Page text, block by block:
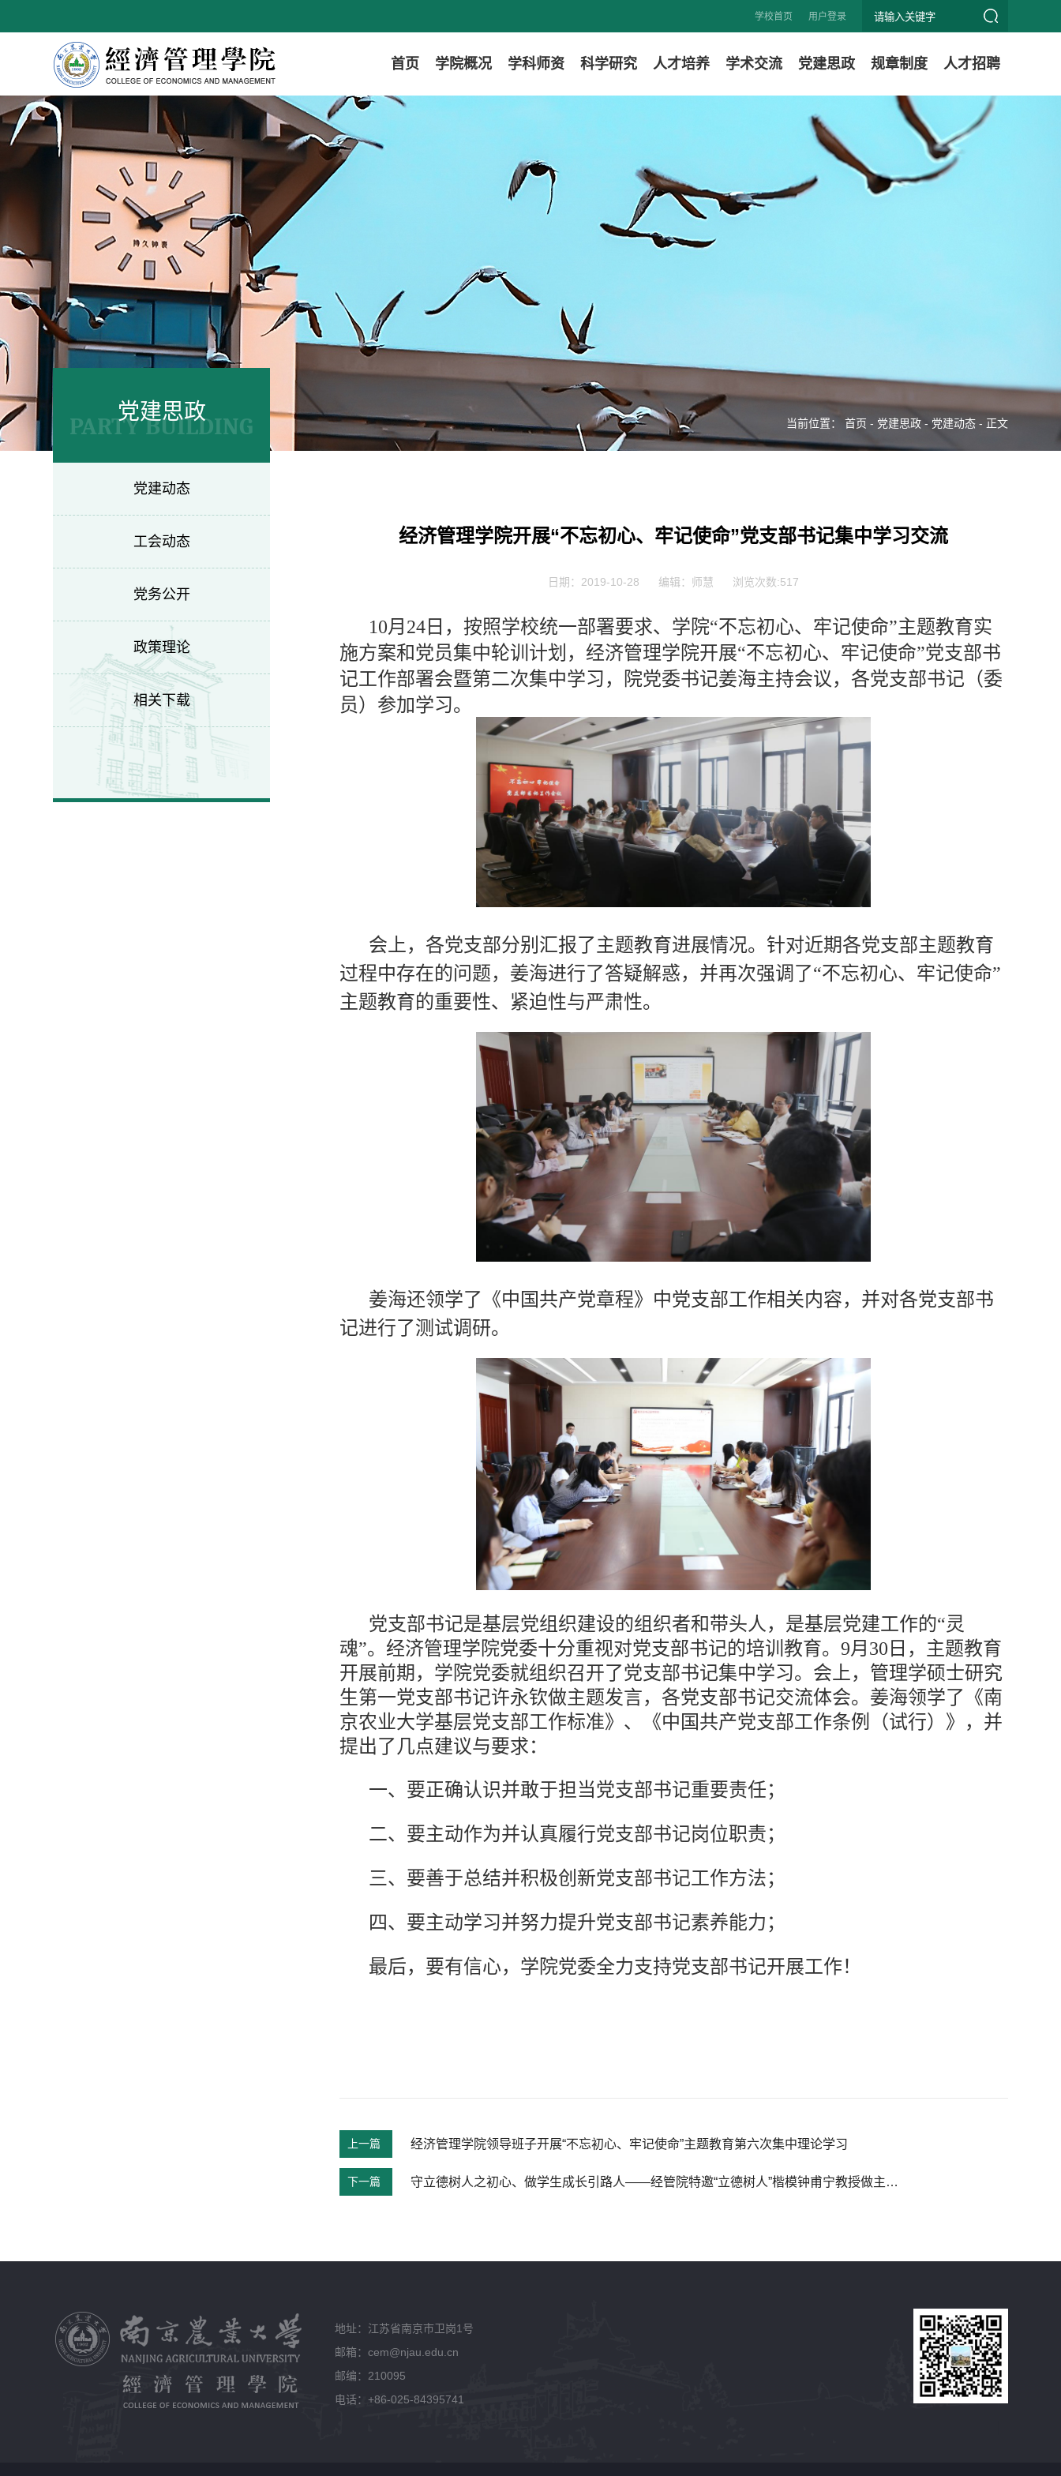
学校首页 用户登录
首页 学院概况 学科师资 科学研究 人才培养 学术交流 党建思政 规章制度 人才招聘
党建思政
PARTY BUILDING
党建动态
工会动态
党务公开
政策理论
相关下载
当前位置： 首页 - 党建思政- 党建动态- 正文
经济管理学院开展“不忘初心、牢记使命”党支部书记集中学习交流
日期：2019-10-28 编辑：师慧 浏览次数:517
10月24日，按照学校统一部署要求、学院“不忘初心、牢记使命”主题教育实
施方案和党员集中轮训计划，经济管理学院开展“不忘初心、牢记使命”党支部书
记工作部署会暨第二次集中学习，院党委书记姜海主持会议，各党支部书记（委
员）参加学习。
会上，各党支部分别汇报了主题教育进展情况。针对近期各党支部主题教育
过程中存在的问题，姜海进行了答疑解惑，并再次强调了“不忘初心、牢记使命”
主题教育的重要性、紧迫性与严肃性。
姜海还领学了《中国共产党章程》中党支部工作相关内容，并对各党支部书
记进行了测试调研。
党支部书记是基层党组织建设的组织者和带头人，是基层党建工作的“灵
魂”。经济管理学院党委十分重视对党支部书记的培训教育。9月30日，主题教育
开展前期，学院党委就组织召开了党支部书记集中学习。 会上，管理学硕士研究
生第一党支部书记许永钦做主题发言， 各党支部书记交流体会。 姜海领学了《南
京农业大学基层党支部工作标准》、《中国共产党支部工作条例（试行）》，并
提出了几点建议与要求：
一、要正确认识并敢于担当党支部书记重要责任；
二、要主动作为并认真履行党支部书记岗位职责；
三、要善于总结并积极创新党支部书记工作方法；
四、要主动学习并努力提升党支部书记素养能力；
最后，要有信心，学院党委全力支持党支部书记开展工作！
上一篇 经济管理学院领导班子开展“不忘初心、牢记使命”主题教育第六次集中理论学习
下一篇 守立德树人之初心、做学生成长引路人——经管院特邀“立德树人”楷模钟甫宁教授做主题教育
地址：江苏省南京市卫岗1号
邮箱：cem@njau.edu.cn
邮编：210095
电话：+86-025-84395741